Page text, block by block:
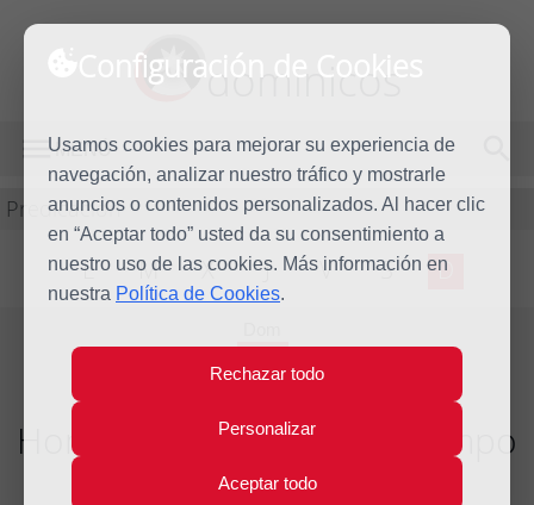
Configuración de Cookies
Usamos cookies para mejorar su experiencia de
navegación, analizar nuestro tráfico y mostrarle
anuncios o contenidos personalizados. Al hacer clic
en “Aceptar todo” usted da su consentimiento a
nuestro uso de las cookies. Más información en
nuestra Política de Cookies.
Rechazar todo
Personalizar
Aceptar todo
dominicos
MENÚ
Predicación
L M X J V S D
16
Feb
Homilía VI Domingo del tiempo
ordinario